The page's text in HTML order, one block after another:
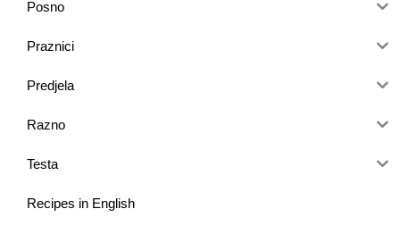
Posno
Praznici
Predjela
Razno
Testa
Recipes in English